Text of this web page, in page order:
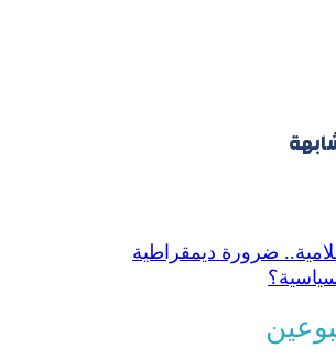
ضرورة ديمقراطية